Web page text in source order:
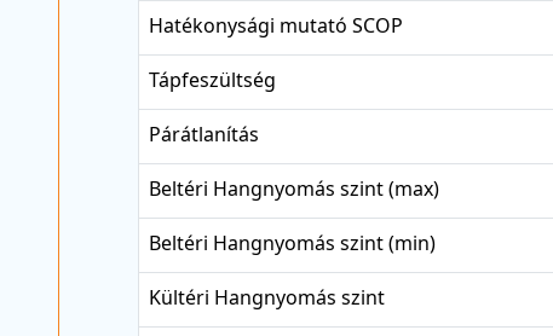
Hatékonysági mutató SCOP
Tápfeszültség
Párátlanítás
Beltéri Hangnyomás szint (max)
Beltéri Hangnyomás szint (min)
Kültéri Hangnyomás szint